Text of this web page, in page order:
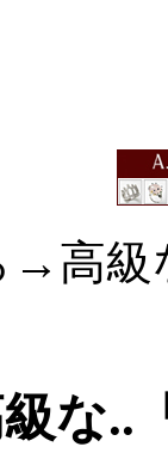
→高級
な..